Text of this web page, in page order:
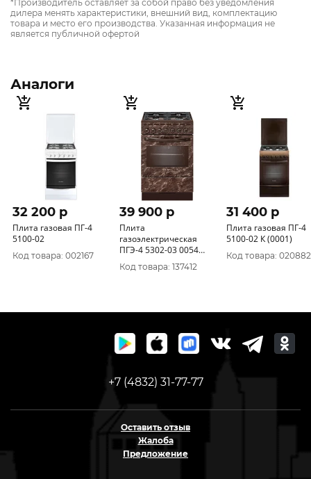
*Производитель оставляет за собой право без уведомления
дилера менять характеристики, внешний вид, комплектацию
товара и место его производства. Указанная информация не
является публичной офертой
Аналоги
32 200 p
Плита газовая ПГ-4
5100-02
Код товара: 002167
39 900 p
Плита
газоэлектрическая
ПГЭ-4 5302-03 0054
(Гефест)
Код товара: 137412
31 400 p
Плита газовая ПГ-4
5100-02 К (0001)
Код товара: 020882
+7 (4832) 31-77-77
Оставить отзыв
Жалоба
Предложение